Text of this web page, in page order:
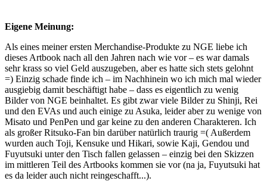
Eigene Meinung:
Als eines meiner ersten Merchandise-Produkte zu NGE liebe ich
dieses Artbook nach all den Jahren nach wie vor – es war damals
sehr krass so viel Geld auszugeben, aber es hatte sich stets gelohnt
=) Einzig schade finde ich – im Nachhinein wo ich mich mal wieder
ausgiebig damit beschäftigt habe – dass es eigentlich zu wenig
Bilder von NGE beinhaltet. Es gibt zwar viele Bilder zu Shinji, Rei
und den EVAs und auch einige zu Asuka, leider aber zu wenige von
Misato und PenPen und gar keine zu den anderen Charakteren. Ich
als großer Ritsuko-Fan bin darüber natürlich traurig =( Außerdem
wurden auch Toji, Kensuke und Hikari, sowie Kaji, Gendou und
Fuyutsuki unter den Tisch fallen gelassen – einzig bei den Skizzen
im mittleren Teil des Artbooks kommen sie vor (na ja, Fuyutsuki hat
es da leider auch nicht reingeschafft...).